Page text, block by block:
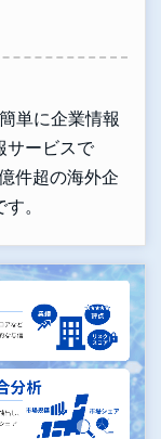
単に企業情報
サービスで
件超の海外企
。